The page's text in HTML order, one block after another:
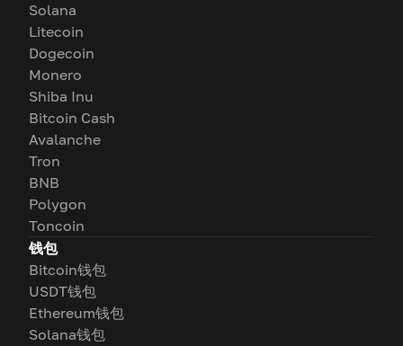
Solana
Litecoin
Dogecoin
Monero
Shiba Inu
Bitcoin Cash
Avalanche
Tron
BNB
Polygon
Toncoin
钱包
Bitcoin钱包
USDT钱包
Ethereum钱包
Solana钱包